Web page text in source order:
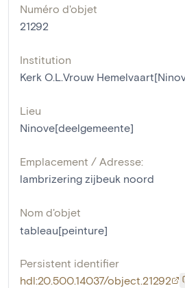
Numéro d'objet
21292
Institution
Kerk O.L.Vrouw
Lieu
Ninove[deelgemeente]
Emplacement / Adresse:
lambrizering zijbeuk noord
Nom d'objet
tableau[peinture]
Persistent identifier
hdl:20.500.14037/object.21292